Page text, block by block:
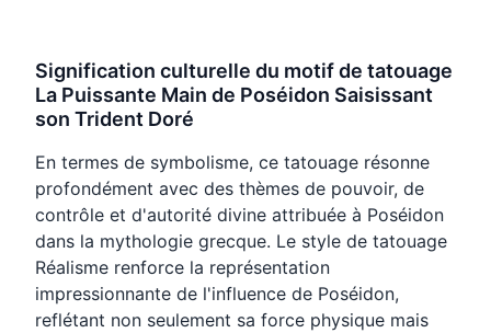
Signification culturelle du motif de tatouage
La Puissante Main de Poséidon Saisissant
son Trident Doré
En termes de symbolisme, ce tatouage résonne
profondément avec des thèmes de pouvoir, de
contrôle et d'autorité divine attribuée à Poséidon
dans la mythologie grecque. Le style de tatouage
Réalisme renforce la représentation
impressionnante de l'influence de Poséidon,
reflétant non seulement sa force physique mais